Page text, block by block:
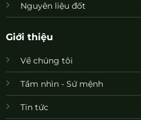
Nguyên liệu đốt
Giới thiệu
Về chúng tôi
Tầm nhìn - Sứ mệnh
Tin tức